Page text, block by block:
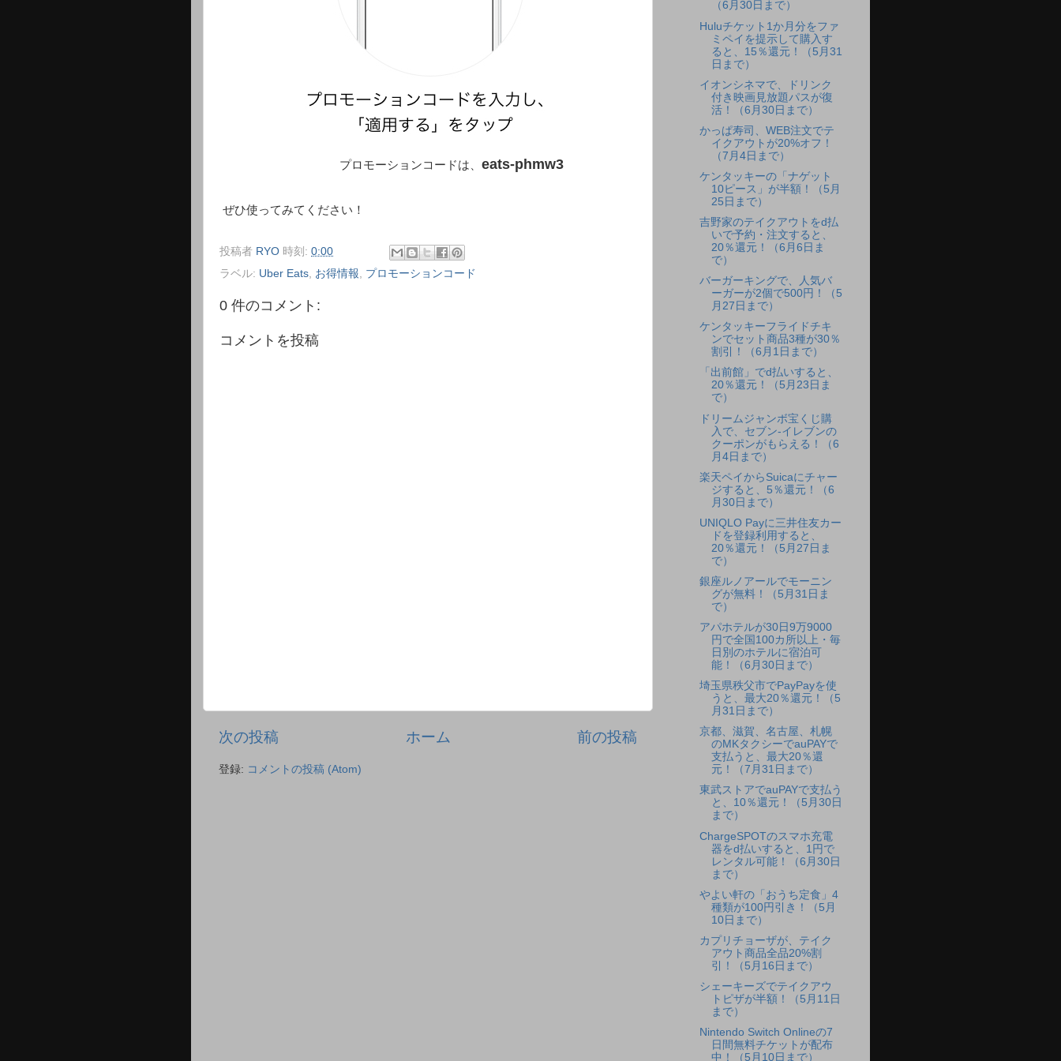
プロモーションコードは、 eats-phmw3
ぜひ使ってみてください！
投稿者 RYO 時刻: 0:00
ラベル: Uber Eats お得情報 プロモーションコード
0 件のコメント:
コメントを投稿
次の投稿 前の投稿
ホーム
登録: コメントの投稿 (Atom)
（6月30日まで）
Huluチケット1か月分をファ
ミペイを提示して購入す
ると、15％還元！（5月31
日まで）
イオンシネマで、ドリンク
付き映画見放題パスが復
活！（6月30日まで）
かっぱ寿司、WEB注文でテ
イクアウトが20%オフ！
（7月4日まで）
ケンタッキーの「ナゲット
10ピース」が半額！（5月
25日まで）
吉野家のテイクアウトをd払
いで予約・注文すると、
20％還元！（6月6日ま
で）
バーガーキングで、人気バ
ーガーが2個で500円！（5
月27日まで）
ケンタッキーフライドチキ
ンでセット商品3種が30％
割引！（6月1日まで）
「出前館」でd払いすると、
20％還元！（5月23日ま
で）
ドリームジャンボ宝くじ購
入で、セブン-イレブンの
クーポンがもらえる！（6
月4日まで）
楽天ペイからSuicaにチャー
ジすると、5％還元！（6
月30日まで）
UNIQLO Payに三井住友カー
ドを登録利用すると、
20％還元！（5月27日ま
で）
銀座ルノアールでモーニン
グが無料！（5月31日ま
で）
アパホテルが30日9万9000
円で全国100カ所以上・毎
日別のホテルに宿泊可
能！（6月30日まで）
埼玉県秩父市でPayPayを使
うと、最大20％還元！（5
月31日まで）
京都、滋賀、名古屋、札幌
のMKタクシーでauPAYで
支払うと、最大20％還
元！（7月31日まで）
東武ストアでauPAYで支払う
と、10％還元！（5月30日
まで）
ChargeSPOTのスマホ充電
器をd払いすると、1円で
レンタル可能！（6月30日
まで）
やよい軒の「おうち定食」4
種類が100円引き！（5月
10日まで）
カプリチョーザが、テイク
アウト商品全品20%割
引！（5月16日まで）
シェーキーズでテイクアウ
トピザが半額！（5月11日
まで）
Nintendo Switch Onlineの7
日間無料チケットが配布
中！（5月10日まで）